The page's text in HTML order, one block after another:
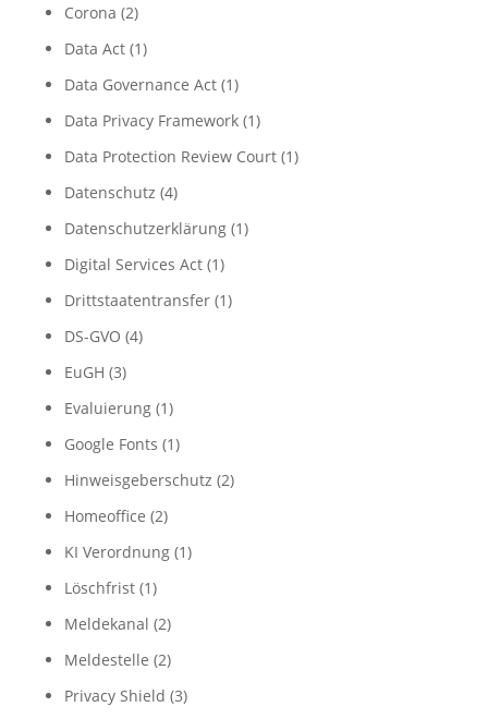
Corona (2)
Data Act(1)
Data Governance Act(1)
Data Privacy Framework(1)
Data Protection Review Court(1)
Datenschutz (4)
Datenschutzerklärung(1)
Digital Services Act(1)
Drittstaatentransfer(1)
DS-GVO (4)
EuGH (3)
Evaluierung(1)
Google Fonts (1)
Hinweisgeberschutz (2)
Homeoffice (2)
KI Verordnung(1)
Löschfrist(1)
Meldekanal (2)
Meldestelle (2)
Privacy Shield (3)